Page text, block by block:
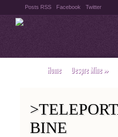
Posts RSS Facebook Twitter
Home Despre Mine»
BINE